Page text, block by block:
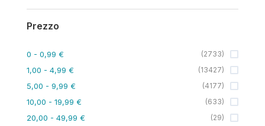
Prezzo
0 - 0,99 € (2733)
1,00 - 4,99 € (13427)
5,00 - 9,99 € (4177)
10,00 - 19,99 € (633)
20,00 - 49,99 € (29)